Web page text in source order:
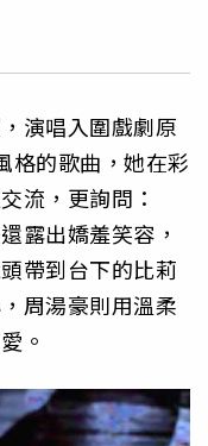
演唱入圍戲劇原
格的歌曲，她在彩
流，更詢問：
露出嬌羞笑容，
帶到台下的比莉
周湯豪則用溫柔
。